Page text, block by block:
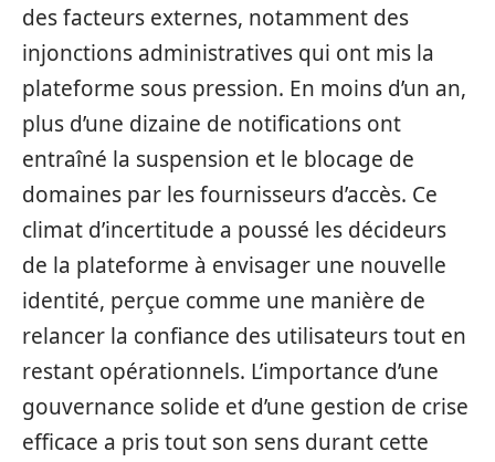
des facteurs externes, notamment des
injonctions administratives qui ont mis la
plateforme sous pression. En moins d’un an,
plus d’une dizaine de notifications ont
entraîné la suspension et le blocage de
domaines par les fournisseurs d’accès. Ce
climat d’incertitude a poussé les décideurs
de la plateforme à envisager une nouvelle
identité, perçue comme une manière de
relancer la confiance des utilisateurs tout en
restant opérationnels. L’importance d’une
gouvernance solide et d’une gestion de crise
efficace a pris tout son sens durant cette